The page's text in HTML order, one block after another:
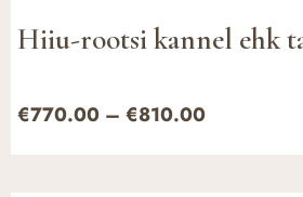
Hiiu-rootsi kannel ehk
€770.00 – €810.00